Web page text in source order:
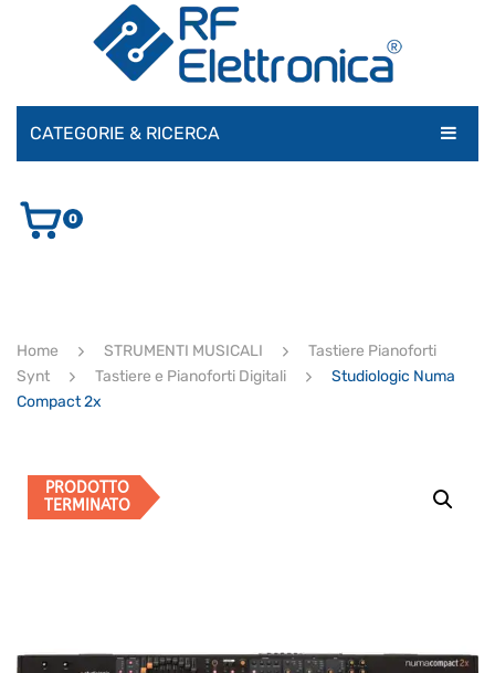
CATEGORIE & RICERCA
AUDIO E VIDEO
ULTIMI ARRIVI
Ricerca
prodotti
0
Home STRUMENTI MUSICALI
Tastiere Pianoforti
Synt
Tastiere e Pianoforti Digitali
Studiologic Numa
Compact 2x
PRODOTTO
TERMINATO